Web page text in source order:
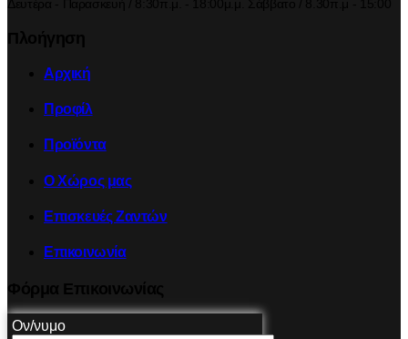
Αρχική
Προφίλ
Προϊόντα
Ο Χώρος μας
Επισκευές Ζαντών
Επικοινωνία
Ον/νυμο